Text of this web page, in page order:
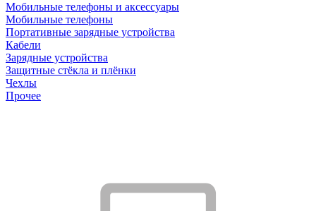
Мобильные телефоны и аксессуары
Мобильные телефоны
Портативные зарядные устройства
Кабели
Зарядные устройства
Защитные стёкла и плёнки
Чехлы
Прочее